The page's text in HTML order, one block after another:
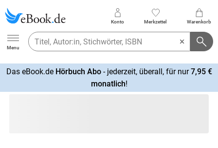
Ebook.de
Menu
Konto Merkzettel Warenkorb
Das eBook.de Hörbuch Abo- jederzeit, überall, für nur7,95 €
monatlich!